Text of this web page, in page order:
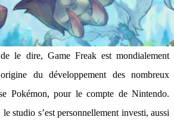
le dire, Game Freak est mondialement
du développement des nombreux
Pokémon, pour le compte de Nintendo.
studio s’est personnellement investi, aussi